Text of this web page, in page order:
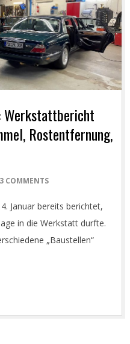
Werkstattbericht
Rostentfernung,
3 COMMENTS
Januar bereits berichtet,
in die Werkstatt durfte.
„Baustellen“